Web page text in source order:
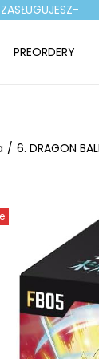
PREORDERY
/ 6. DRAGON